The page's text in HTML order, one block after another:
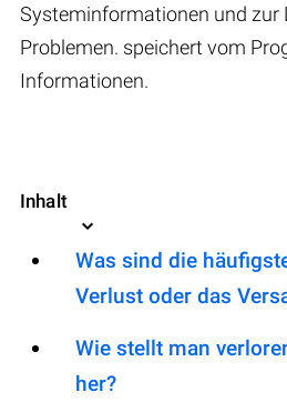
Systeminformationen und zur
Problemen. speichert vom
Informationen.
Inhalt
Was sind die
Verlust oder das
Wie stellt man
her?